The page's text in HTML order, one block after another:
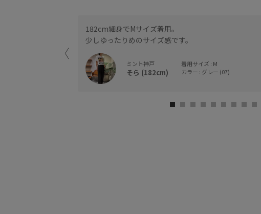
182cm細身でMサイズ着用。
少しゆったりめのサイズ感です。
ミント神戸
そら (182cm)
着用サイズ : M
カラー : グレー (07)